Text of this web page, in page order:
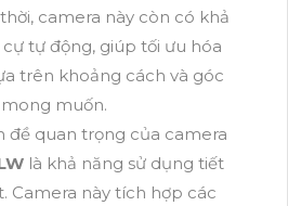
camera này còn có khả
tự động, giúp tối ưu hóa
trên khoảng cách và góc
muốn.
đề quan trọng của camera
là khả năng sử dụng tiết
Camera này tích hợp các